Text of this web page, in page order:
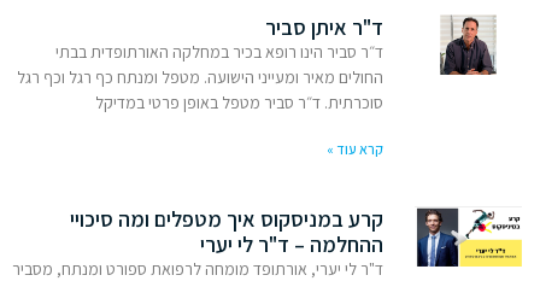
ד"ר איתן סביר
ד״ר סביר הינו רופא בכיר במחלקה האורתופדית בבתי
החולים מאיר ומעייני הישועה. מטפל ומנתח כף רגל וכף רגל
סוכרתית. ד״ר סביר מטפל באופן פרטי במדיקל
קרא עוד »
קרע במניסקוס איך מטפלים ומה סיכויי
ההחלמה – ד"ר לי יערי
ד"ר לי יערי, אורתופד מומחה לרפואת ספורט ומנתח, מסביר